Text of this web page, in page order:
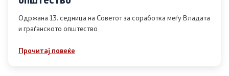
Контакт
Контакт
Одржана 13. седница на Советот за соработка меѓу Владата
и граѓанското општество
Прочитај повеќе